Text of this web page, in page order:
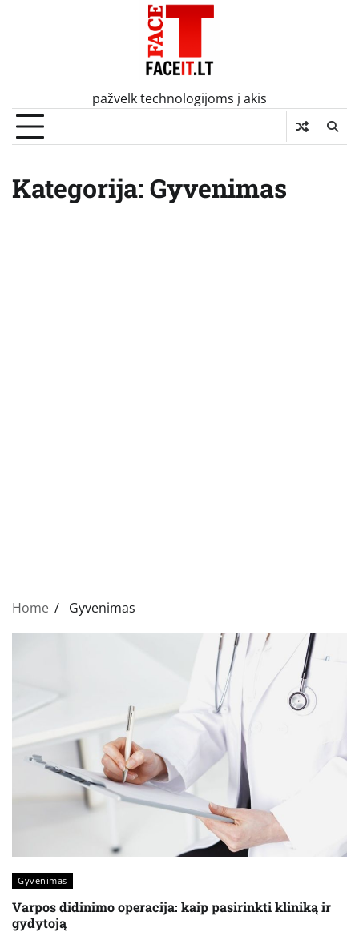
pažvelk technologijoms į akis
Kategorija: Gyvenimas
Home Gyvenimas
Gyvenimas
Varpos didinimo operacija: kaip pasirinkti kliniką ir
gydytoją